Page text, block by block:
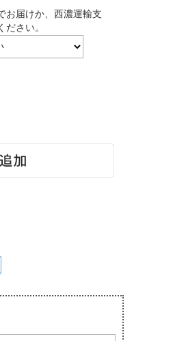
お届けか、西濃運輸支
ださい。